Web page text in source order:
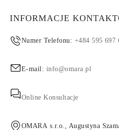
INFORMACJE
Numer Telefonu: +484 595 697
E-mail: info@omara.pl
Online Konsultacje
OMARA s.r.o., Augustyna